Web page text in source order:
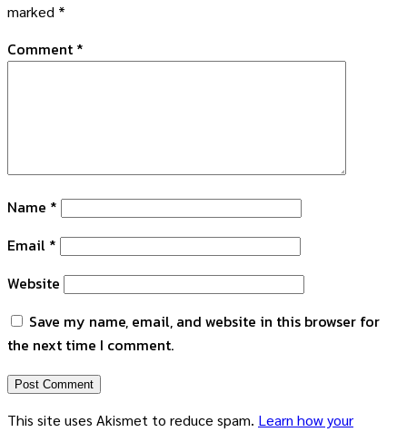
marked *
Comment *
Name *
Email *
Website
Save my name, email, and website in this browser for
the next time I comment.
This site uses Akismet to reduce spam. Learn how your